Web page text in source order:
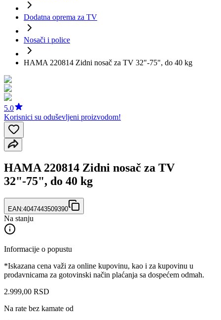
Dodatna oprema za TV
Nosači i police
HAMA 220814 Zidni nosač za TV 32"-75", do 40 kg
5.0
Korisnici su oduševljeni proizvodom!
HAMA 220814 Zidni nosač za TV
32"-75", do 40 kg
EAN:4047443509390
Na stanju
Informacije o popustu
*Iskazana cena važi za online kupovinu, kao i za kupovinu u
prodavnicama za gotovinski način plaćanja sa dospećem odmah.
2.999,00 RSD
Na rate bez kamate od